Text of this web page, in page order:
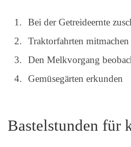
Bei der Getreideernte
Traktorfahrten mitmachen
Den Melkvorgang
Gemüsegärten erkunden
Bastelstunden für